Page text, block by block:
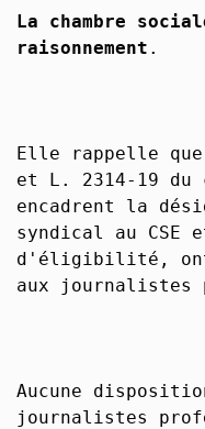
La chambre
raisonnement .
Elle rappelle
et L. 2314-19
encadrent la
syndical au CSE
d'éligibilité, ont
aux journalistes
Aucune
journalistes